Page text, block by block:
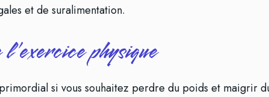
et de suralimentation.
physique
si vous souhaitez perdre du poids et maigrir